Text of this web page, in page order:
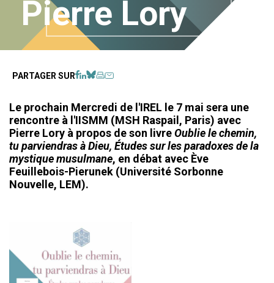
Pierre Lory
PARTAGER SUR Facebook
LinkedIn
BlueSky
Imprimer
Le prochain Mercredi de l'IREL le 7 mai sera une
rencontre à l'IISMM (MSH Raspail, Paris) avec
Pierre Lory à propos de son livreOublie le chemin,
tu parviendras à Dieu, Études sur les paradoxes de la
mystique musulmane, en débat avec Ève
Feuillebois-Pierunek (Université Sorbonne
Nouvelle, LEM).